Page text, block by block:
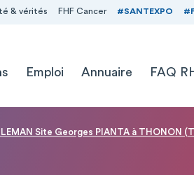
& vérités FHF Cancer #SANTEXPO
Emploi Annuaire FAQ
LEMAN Site Georges PIANTA à THONON